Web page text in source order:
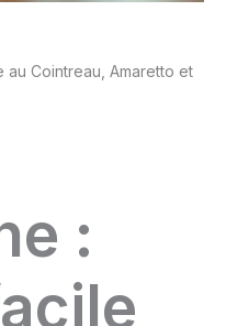
Cointreau, Amaretto et
: